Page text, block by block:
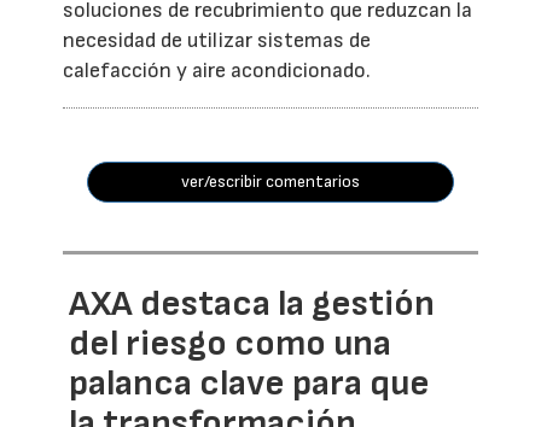
soluciones de recubrimiento que reduzcan la
necesidad de utilizar sistemas de
calefacción y aire acondicionado.
ver/escribir comentarios
AXA destaca la gestión
del riesgo como una
palanca clave para que